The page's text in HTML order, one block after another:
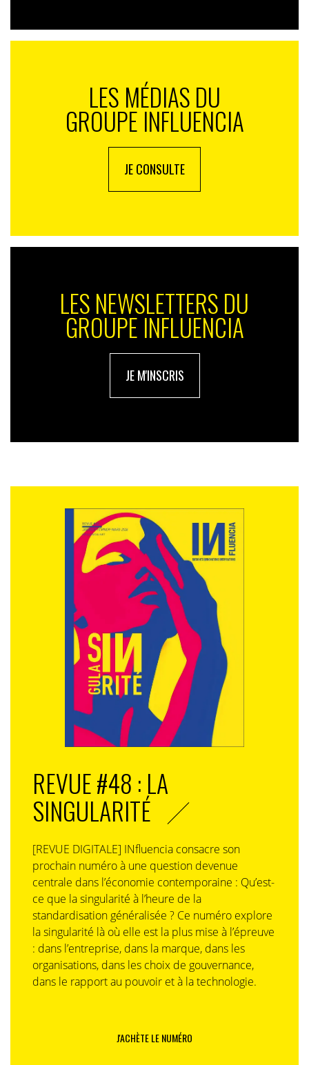
passent le plus de temps : sur les réseaux sociaux !
LES MÉDIAS DU
GROUPE INFLUENCIA
JE CONSULTE
LES NEWSLETTERS DU
GROUPE INFLUENCIA
JE M'INSCRIS
REVUE #48 : LA
SINGULARITÉ
[REVUE DIGITALE] INfluencia consacre son
prochain numéro à une question devenue
centrale dans l’économie contemporaine : Qu’est-
ce que la singularité à l’heure de la
standardisation généralisée ? Ce numéro explore
la singularité là où elle est la plus mise à l’épreuve
: dans l’entreprise, dans la marque, dans les
organisations, dans les choix de gouvernance,
dans le rapport au pouvoir et à la technologie.
J'ACHÈTE LE NUMÉRO